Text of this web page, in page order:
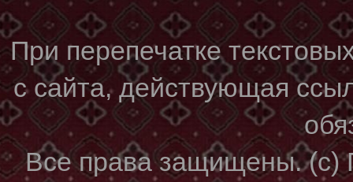
При перепечатке
с сайта, действующая
Все права защищены. (с)